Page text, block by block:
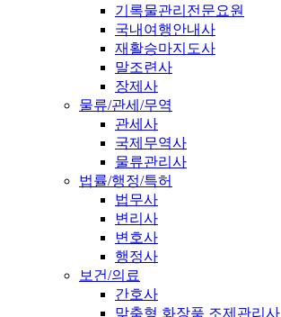
기록물관리전문요원
국내여행안내사
재활승마지도사
말조련사
장제사
물류/관세/무역
관세사
국제무역사
물류관리사
법률/행정/특허
법무사
변리사
변호사
행정사
보건/의료
간호사
맞춤형 화장품 조제관리사